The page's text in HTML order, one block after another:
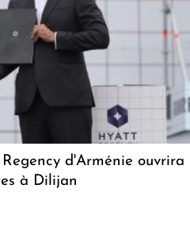
d'Arménie ouvrira
à Dilijan